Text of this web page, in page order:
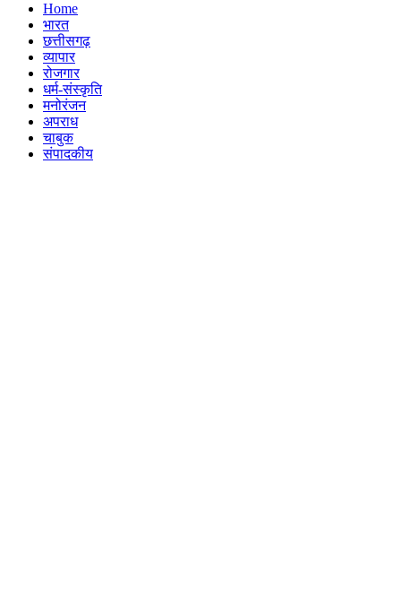
Home
भारत
छत्तीसगढ़
व्यापार
रोजगार
धर्म-संस्कृति
मनोरंजन
अपराध
चाबुक
संपादकीय